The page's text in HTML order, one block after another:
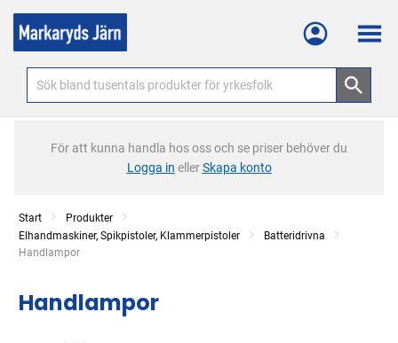
Meny
För att kunna handla hos oss och se priser behöver du
Logga in ellerSkapa konto
Start
Produkter
Elhandmaskiner, Spikpistoler, Klammerpistoler
Batteridrivna
Current:
Handlampor
Handlampor